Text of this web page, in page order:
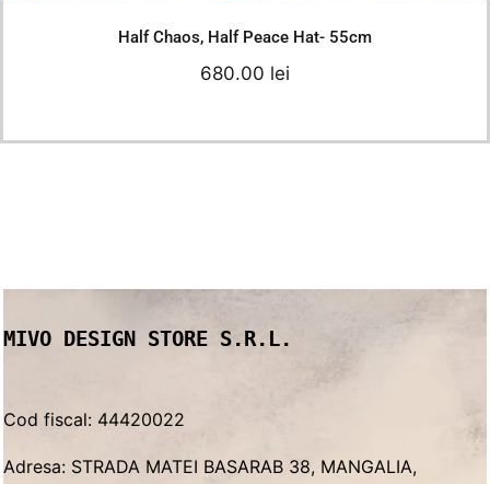
Half Chaos, Half Peace Hat- 55cm
680.00 lei
MIVO DESIGN STORE S.R.L.
Cod fiscal: 44420022
Adresa: STRADA MATEI BASARAB 38, MANGALIA,